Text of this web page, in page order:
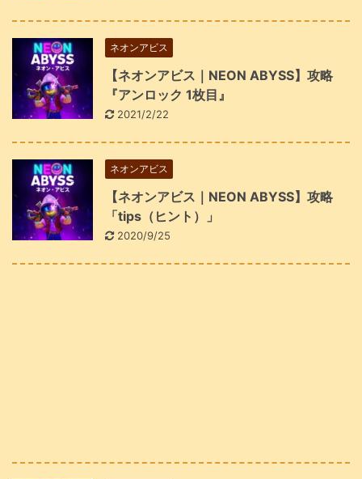
ネオンアビス
【ネオンアビス｜NEON ABYSS】攻略
『アンロック 1枚目』
2021/2/22
ネオンアビス
【ネオンアビス｜NEON ABYSS】攻略
「tips（ヒント）」
2020/9/25